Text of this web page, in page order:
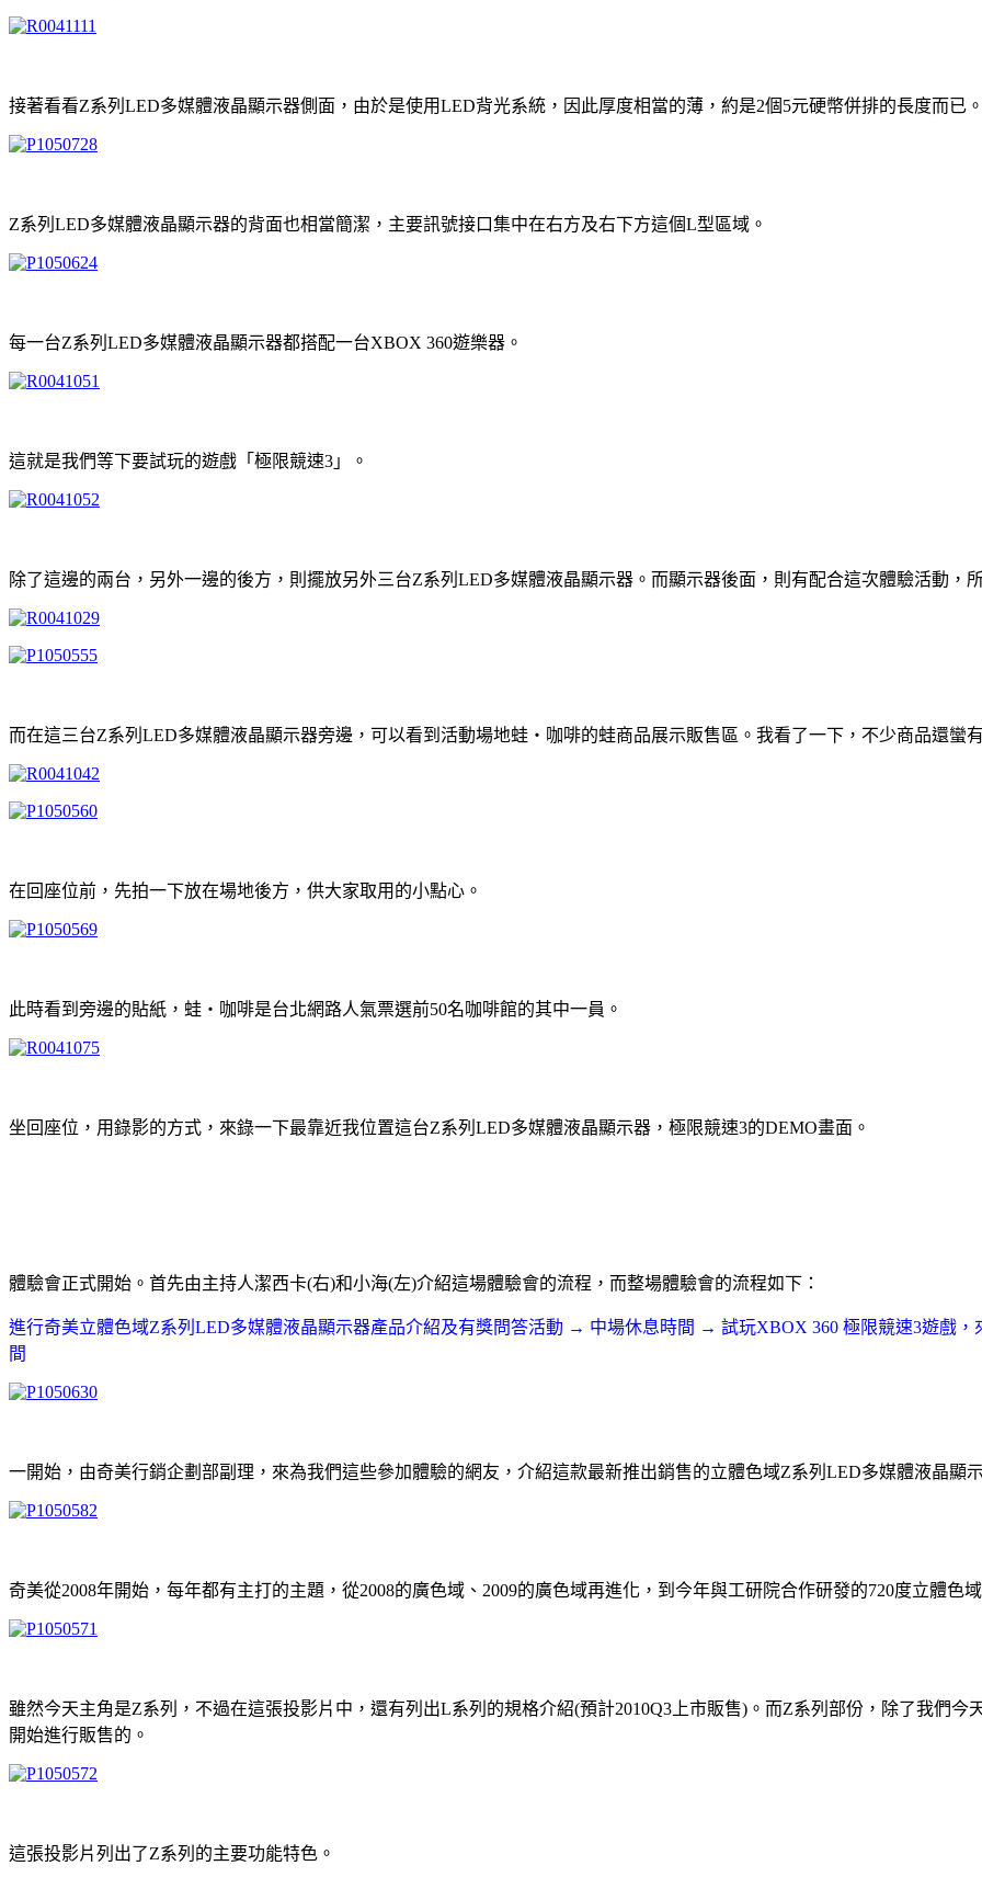
接著看看Z系列LED多媒體液晶顯示器側面，由於是使用LED背光系統，因此厚度相當的薄，約是2個5元硬幣併排的長度而已。
Z系列LED多媒體液晶顯示器的背面也相當簡潔，主要訊號接口集中在右方及右下方這個L型區域。
每一台Z系列LED多媒體液晶顯示器都搭配一台XBOX 360遊樂器。
這就是我們等下要試玩的遊戲「極限競速3」。
除了這邊的兩台，另外一邊的後方，則擺放另外三台Z系列LED多媒體液晶顯示器。而顯示器後面，則有配合這次體驗活動，
而在這三台Z系列LED多媒體液晶顯示器旁邊，可以看到活動場地蛙‧咖啡的蛙商品展示販售區。我看了一下，不少商品還蠻
在回座位前，先拍一下放在場地後方，供大家取用的小點心。
此時看到旁邊的貼紙，蛙‧咖啡是台北網路人氣票選前50名咖啡館的其中一員。
坐回座位，用錄影的方式，來錄一下最靠近我位置這台Z系列LED多媒體液晶顯示器，極限競速3的DEMO畫面。
體驗會正式開始。首先由主持人潔西卡(右)和小海(左)介紹這場體驗會的流程，而整場體驗會的流程如下：
進行奇美立體色域Z系列LED多媒體液晶顯示器產品介紹及有獎問答活動 → 中場休息時間 → 試玩XBOX 360 極限競速3遊戲
間
一開始，由奇美行銷企劃部副理，來為我們這些參加體驗的網友，介紹這款最新推出銷售的立體色域Z系列LED多媒體液晶顯
奇美從2008年開始，每年都有主打的主題，從2008的廣色域、2009的廣色域再進化，到今年與工研院合作研發的720度立體色
雖然今天主角是Z系列，不過在這張投影片中，還有列出L系列的規格介紹(預計2010Q3上市販售)。而Z系列部份，除了我們今
開始進行販售的。
這張投影片列出了Z系列的主要功能特色。